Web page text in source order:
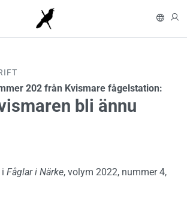
In
202 från Kvismare fågelstation:
bli ännu
Fåglar i Närke, volym 2022, nummer 4,